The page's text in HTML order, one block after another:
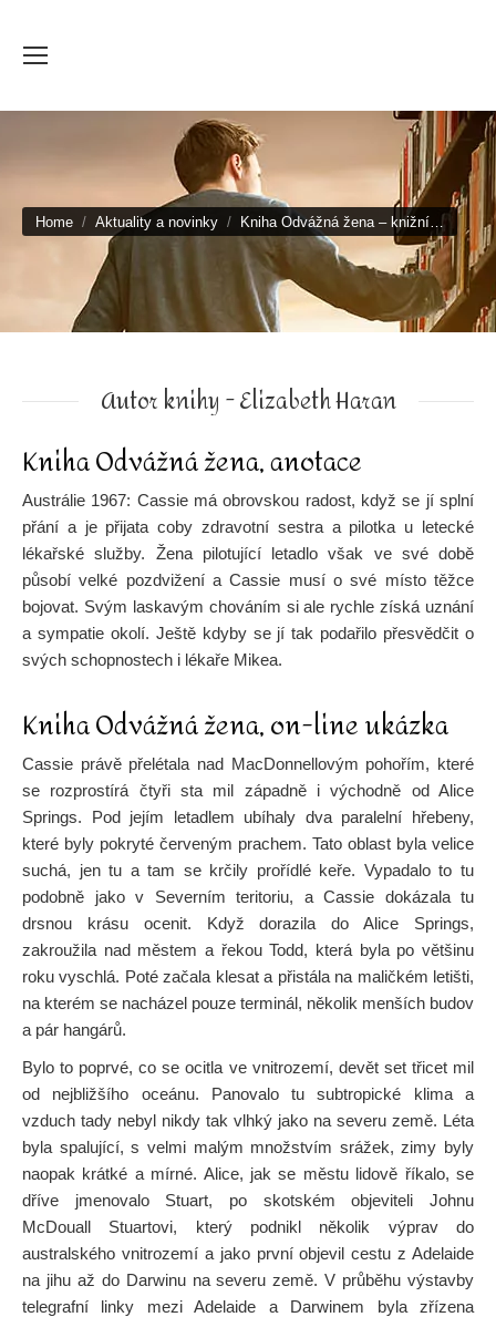
You are here:
Home Aktuality a novinky Kniha Odvážná žena – knižní…
Autor knihy - Elizabeth Haran
Kniha Odvážná žena, anotace
Austrálie 1967: Cassie má obrovskou radost, když se jí splní
přání a je přijata coby zdravotní sestra a pilotka u letecké
lékařské služby. Žena pilotující letadlo však ve své době
působí velké pozdvižení a Cassie musí o své místo těžce
bojovat. Svým laskavým chováním si ale rychle získá uznání
a sympatie okolí. Ještě kdyby se jí tak podařilo přesvědčit o
svých schopnostech i lékaře Mikea.
Kniha Odvážná žena, on-line ukázka
Cassie právě přelétala nad MacDonnellovým pohořím, které
se rozprostírá čtyři sta mil západně i východně od Alice
Springs. Pod jejím letadlem ubíhaly dva paralelní hřebeny,
které byly pokryté červeným prachem. Tato oblast byla velice
suchá, jen tu a tam se krčily prořídlé keře. Vypadalo to tu
podobně jako v Severním teritoriu, a Cassie dokázala tu
drsnou krásu ocenit. Když dorazila do Alice Springs,
zakroužila nad městem a řekou Todd, která byla po většinu
roku vyschlá. Poté začala klesat a přistála na maličkém letišti,
na kterém se nacházel pouze terminál, několik menších budov
a pár hangárů.
Bylo to poprvé, co se ocitla ve vnitrozemí, devět set třicet mil
od nejbližšího oceánu. Panovalo tu subtropické klima a
vzduch tady nebyl nikdy tak vlhký jako na severu země. Léta
byla spalující, s velmi malým množstvím srážek, zimy byly
naopak krátké a mírné. Alice, jak se městu lidově říkalo, se
dříve jmenovalo Stuart, po skotském objeviteli Johnu
McDouall Stuartovi, který podnikl několik výprav do
australského vnitrozemí a jako první objevil cestu z Adelaide
na jihu až do Darwinu na severu země. V průběhu výstavby
telegrafní linky mezi Adelaide a Darwinem byla zřízena